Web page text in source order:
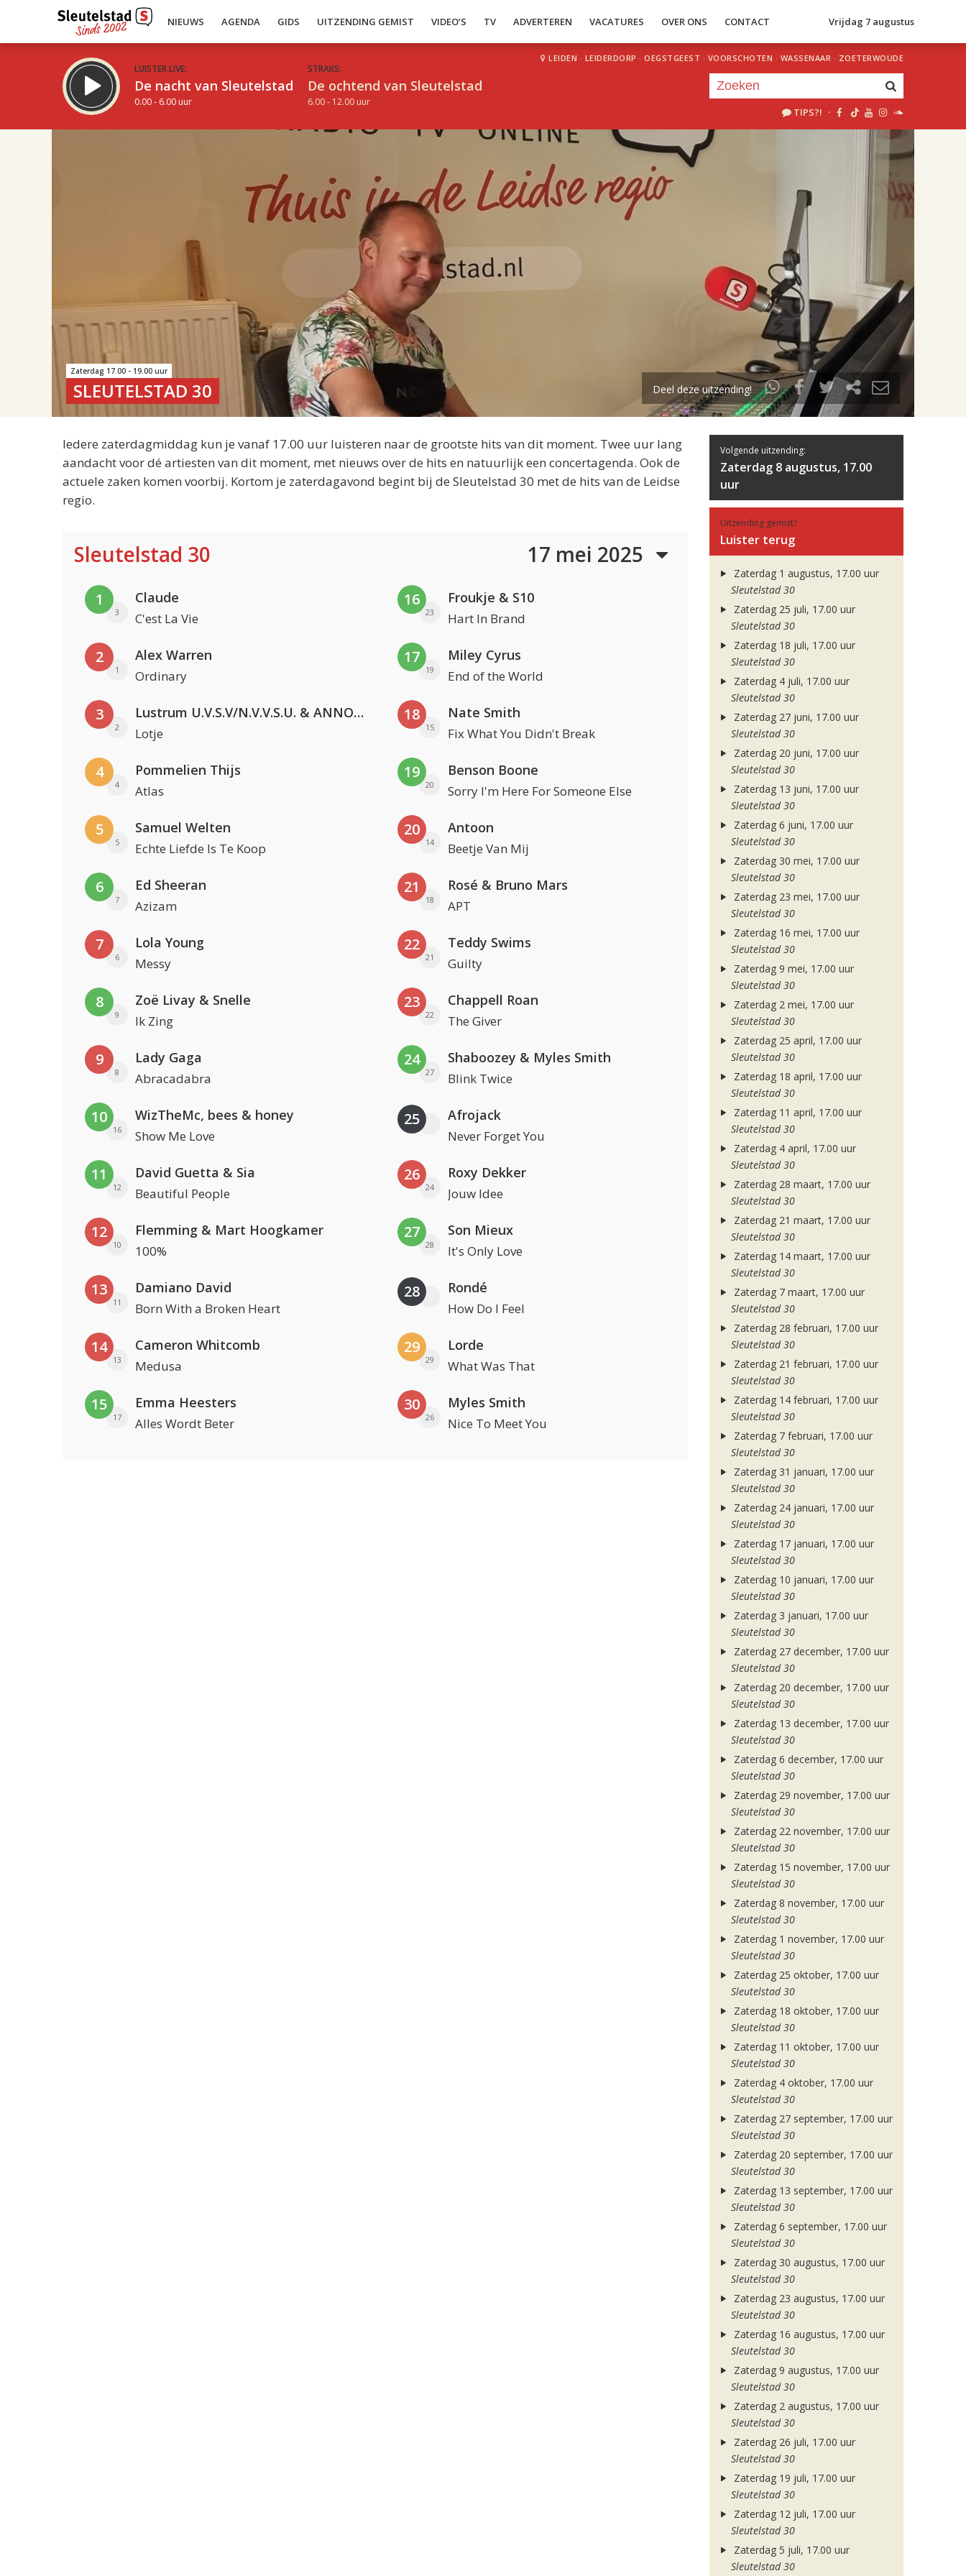
NIEUWS AGENDA GIDS UITZENDING GEMIST VIDEO’S TV ADVERTEREN VACATURES OVER ONS CONTACT Vrijdag 7 augustus
LUISTER LIVE:
De nacht van Sleutelstad
0.00 - 6.00 uur
STRAKS:
De ochtend van Sleutelstad
6.00 - 12.00 uur
LEIDEN · LEIDERDORP · OEGSTGEEST · VOORSCHOTEN · WASSENAAR · ZOETERWOUDE
TIPS?! ·
uur 1 van 2
Volgend uur
Zaterdag 17.00 - 19.00 uur
SLEUTELSTAD 30 Deel deze uitzending!
Iedere zaterdagmiddag kun je vanaf 17.00 uur luisteren naar de grootste hits van dit moment. Twee uur lang
aandacht voor dé artiesten van dit moment, met nieuws over de hits en natuurlijk een concertagenda. Ook de
actuele zaken komen voorbij. Kortom je zaterdagavond begint bij de Sleutelstad 30 met de hits van de Leidse
regio.
Sleutelstad 30 17 mei 2025
1
3
Claude
C'est La Vie
2
1
Alex Warren
Ordinary
3
2
Lustrum U.V.S.V/N.V.V.S.U. & ANNO ONS & Jopke van Dobbenburgh & Roeland Beelen
Lotje
4
4
Pommelien Thijs
Atlas
5
5
Samuel Welten
Echte Liefde Is Te Koop
6
7
Ed Sheeran
Azizam
7
6
Lola Young
Messy
8
9
Zoë Livay & Snelle
Ik Zing
9
8
Lady Gaga
Abracadabra
10
16
WizTheMc, bees & honey
Show Me Love
11
12
David Guetta & Sia
Beautiful People
12
10
Flemming & Mart Hoogkamer
100%
13
11
Damiano David
Born With a Broken Heart
14
13
Cameron Whitcomb
Medusa
15
17
Emma Heesters
Alles Wordt Beter
16
23
Froukje & S10
Hart In Brand
17
19
Miley Cyrus
End of the World
18
15
Nate Smith
Fix What You Didn't Break
19
20
Benson Boone
Sorry I'm Here For Someone Else
20
14
Antoon
Beetje Van Mij
21
18
Rosé & Bruno Mars
APT
22
21
Teddy Swims
Guilty
23
22
Chappell Roan
The Giver
24
27
Shaboozey & Myles Smith
Blink Twice
25 Afrojack
Never Forget You
26
24
Roxy Dekker
Jouw Idee
27
28
Son Mieux
It's Only Love
28 Rondé
How Do I Feel
29
29
Lorde
What Was That
30
26
Myles Smith
Nice To Meet You
Volgende uitzending:
Zaterdag 8 augustus, 17.00
uur
Uitzending gemist?
Luister terug
Zaterdag 1 augustus, 17.00 uur
Sleutelstad 30
Zaterdag 25 juli, 17.00 uur
Sleutelstad 30
Zaterdag 18 juli, 17.00 uur
Sleutelstad 30
Zaterdag 4 juli, 17.00 uur
Sleutelstad 30
Zaterdag 27 juni, 17.00 uur
Sleutelstad 30
Zaterdag 20 juni, 17.00 uur
Sleutelstad 30
Zaterdag 13 juni, 17.00 uur
Sleutelstad 30
Zaterdag 6 juni, 17.00 uur
Sleutelstad 30
Zaterdag 30 mei, 17.00 uur
Sleutelstad 30
Zaterdag 23 mei, 17.00 uur
Sleutelstad 30
Zaterdag 16 mei, 17.00 uur
Sleutelstad 30
Zaterdag 9 mei, 17.00 uur
Sleutelstad 30
Zaterdag 2 mei, 17.00 uur
Sleutelstad 30
Zaterdag 25 april, 17.00 uur
Sleutelstad 30
Zaterdag 18 april, 17.00 uur
Sleutelstad 30
Zaterdag 11 april, 17.00 uur
Sleutelstad 30
Zaterdag 4 april, 17.00 uur
Sleutelstad 30
Zaterdag 28 maart, 17.00 uur
Sleutelstad 30
Zaterdag 21 maart, 17.00 uur
Sleutelstad 30
Zaterdag 14 maart, 17.00 uur
Sleutelstad 30
Zaterdag 7 maart, 17.00 uur
Sleutelstad 30
Zaterdag 28 februari, 17.00 uur
Sleutelstad 30
Zaterdag 21 februari, 17.00 uur
Sleutelstad 30
Zaterdag 14 februari, 17.00 uur
Sleutelstad 30
Zaterdag 7 februari, 17.00 uur
Sleutelstad 30
Zaterdag 31 januari, 17.00 uur
Sleutelstad 30
Zaterdag 24 januari, 17.00 uur
Sleutelstad 30
Zaterdag 17 januari, 17.00 uur
Sleutelstad 30
Zaterdag 10 januari, 17.00 uur
Sleutelstad 30
Zaterdag 3 januari, 17.00 uur
Sleutelstad 30
Zaterdag 27 december, 17.00 uur
Sleutelstad 30
Zaterdag 20 december, 17.00 uur
Sleutelstad 30
Zaterdag 13 december, 17.00 uur
Sleutelstad 30
Zaterdag 6 december, 17.00 uur
Sleutelstad 30
Zaterdag 29 november, 17.00 uur
Sleutelstad 30
Zaterdag 22 november, 17.00 uur
Sleutelstad 30
Zaterdag 15 november, 17.00 uur
Sleutelstad 30
Zaterdag 8 november, 17.00 uur
Sleutelstad 30
Zaterdag 1 november, 17.00 uur
Sleutelstad 30
Zaterdag 25 oktober, 17.00 uur
Sleutelstad 30
Zaterdag 18 oktober, 17.00 uur
Sleutelstad 30
Zaterdag 11 oktober, 17.00 uur
Sleutelstad 30
Zaterdag 4 oktober, 17.00 uur
Sleutelstad 30
Zaterdag 27 september, 17.00 uur
Sleutelstad 30
Zaterdag 20 september, 17.00 uur
Sleutelstad 30
Zaterdag 13 september, 17.00 uur
Sleutelstad 30
Zaterdag 6 september, 17.00 uur
Sleutelstad 30
Zaterdag 30 augustus, 17.00 uur
Sleutelstad 30
Zaterdag 23 augustus, 17.00 uur
Sleutelstad 30
Zaterdag 16 augustus, 17.00 uur
Sleutelstad 30
Zaterdag 9 augustus, 17.00 uur
Sleutelstad 30
Zaterdag 2 augustus, 17.00 uur
Sleutelstad 30
Zaterdag 26 juli, 17.00 uur
Sleutelstad 30
Zaterdag 19 juli, 17.00 uur
Sleutelstad 30
Zaterdag 12 juli, 17.00 uur
Sleutelstad 30
Zaterdag 5 juli, 17.00 uur
Sleutelstad 30